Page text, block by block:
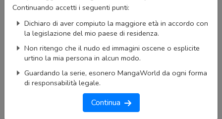
Continuando accetti i seguenti punti:
Dichiaro di aver compiuto la maggiore età in accordo con
la legislazione del mio paese di residenza.
Non ritengo che il nudo ed immagini oscene o esplicite
urtino la mia persona in alcun modo.
Guardando la serie, esonero MangaWorld da ogni forma
di responsabilità legale.
Continua